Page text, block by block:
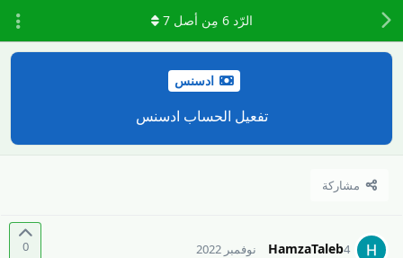
ادسنس
تفعيل الحساب ادسنس
مشاركة
الرّد6 مِن أصل7
0 HamzaTaleb4 نوفمبر 2022